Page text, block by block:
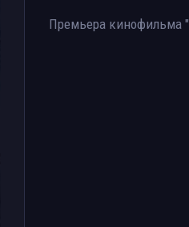
Премьера кинофильма "